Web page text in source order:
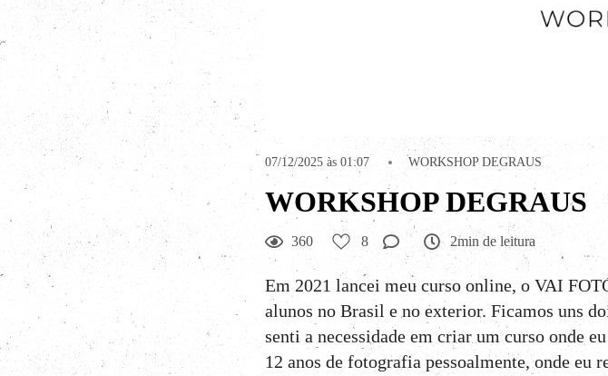
07/12/2025 às 01:07 WORKSHOP DEGRAUS
WORKSHOP DEGRAUS
360 8 2min de leitura
Em 2021 lancei meu curso online, o VAI
alunos no Brasil e no exterior. Ficamos uns
senti a necessidade em criar um curso onde
12 anos de fotografia pessoalmente, onde eu
Curtir